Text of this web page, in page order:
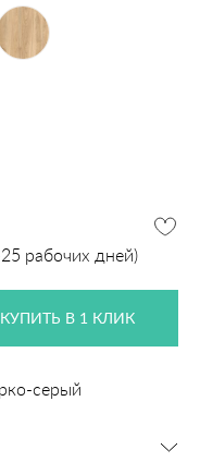
рабочих дней)
КУПИТЬ В 1 КЛИК
серый